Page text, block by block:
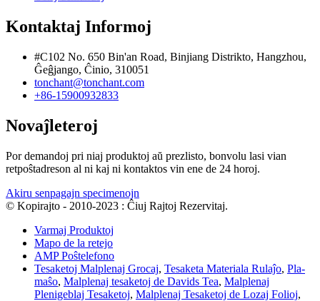
Kontaktaj Informoj
#C102 No. 650 Bin'an Road, Binjiang Distrikto, Hangzhou,
Ĝeĝjango, Ĉinio, 310051
tonchant@tonchant.com
+86-15900932833
Novaĵleteroj
Por demandoj pri niaj produktoj aŭ prezlisto, bonvolu lasi vian
retpoŝtadreson al ni kaj ni kontaktos vin ene de 24 horoj.
Akiru senpagajn specimenojn
© Kopirajto - 2010-2023 : Ĉiuj Rajtoj Rezervitaj.
Varmaj Produktoj
Mapo de la retejo
AMP Poŝtelefono
Tesaketoj Malplenaj Grocaj, Tesaketa Materiala Rulaĵo, Pla-
maŝo, Malplenaj tesaketoj de Davids Tea, Malplenaj
Plenigeblaj Tesaketoj, Malplenaj Tesaketoj de Lozaj Folioj,